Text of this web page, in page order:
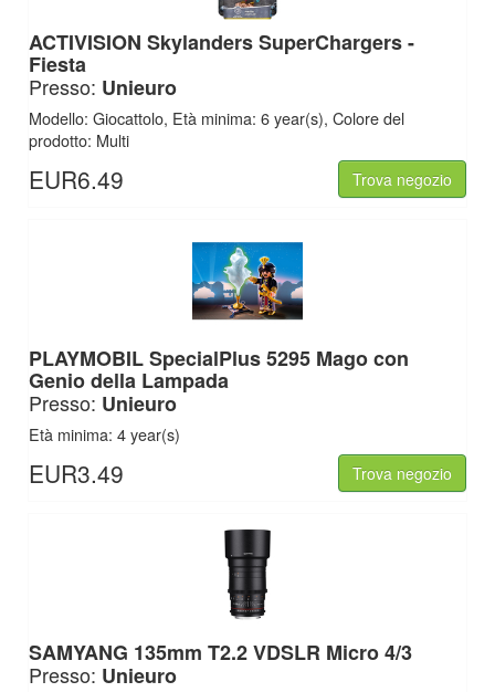
ACTIVISION Skylanders SuperChargers -
Fiesta
Presso: Unieuro
Modello: Giocattolo, Età minima: 6 year(s), Colore del
prodotto: Multi
EUR6.49 Trova negozio
PLAYMOBIL SpecialPlus 5295 Mago con
Genio della Lampada
Presso: Unieuro
Età minima: 4 year(s)
EUR3.49 Trova negozio
SAMYANG 135mm T2.2 VDSLR Micro 4/3
Presso: Unieuro